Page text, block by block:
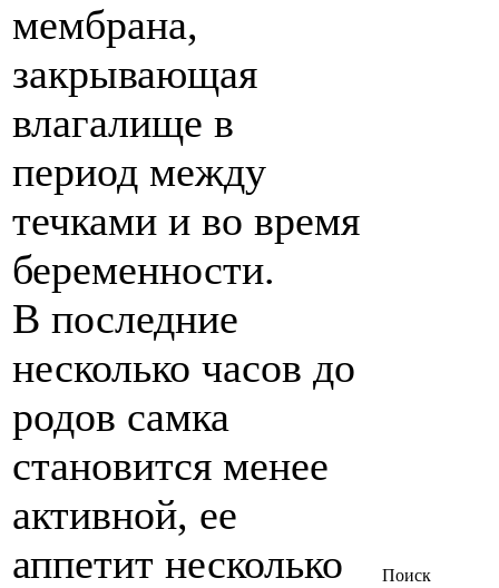
мембрана,
закрывающая
влагалище в
период между
течками и во время
беременности.
В последние
несколько часов до
родов самка
становится менее
активной, ее
аппетит несколько
Поиск